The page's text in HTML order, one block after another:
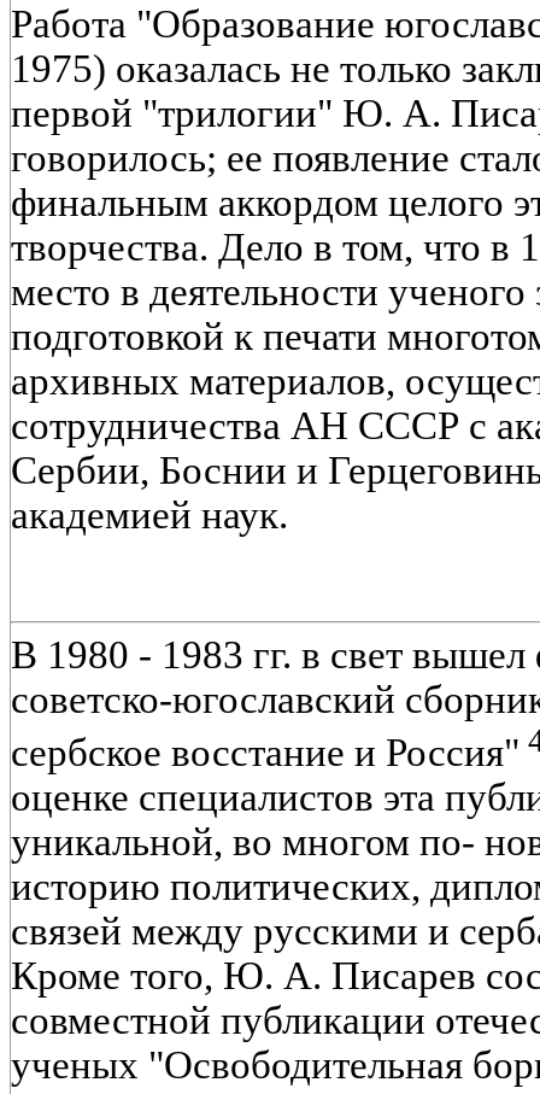
Работа "Образование
1975) оказалась не только
первой "трилогии" Ю. А.
говорилось; ее появление
финальным аккордом целого
творчества. Дело в том, что в
место в деятельности ученого
подготовкой к печати
архивных материалов,
сотрудничества АН СССР с
Сербии, Боснии и
академией наук.
В 1980 - 1983 гг. в свет
советско-югославский
сербское восстание и Россия"
оценке специалистов эта
уникальной, во многом по-
историю политических,
связей между русскими и
Кроме того, Ю. А. Писарев
совместной публикации
ученых "Освободительная